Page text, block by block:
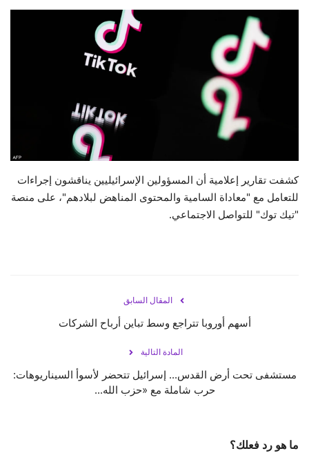
علوم وتكنولوجيا
كشفت تقارير إعلامية أن المسؤولين الإسرائيليين يناقشون إجراءات
للتعامل مع "معاداة السامية والمحتوى المناهض لبلادهم"، على منصة
"تيك توك" للتواصل الاجتماعي.
المقال السابق
أسهم أوروبا تتراجع وسط تباين أرباح الشركات
المادة التالية
مستشفى تحت أرض القدس... إسرائيل تتحضر لأسوأ السيناريوهات:
حرب شاملة مع «حزب الله...
ما هو رد فعلك؟